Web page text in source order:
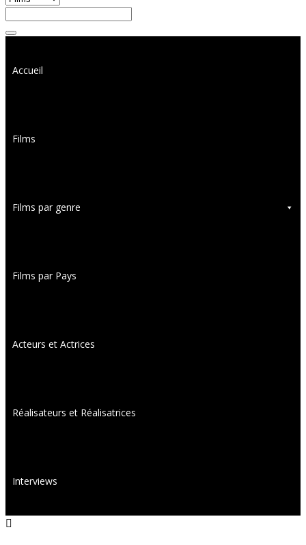
Accueil
Films
Films par genre
Films par Pays
Acteurs et Actrices
Réalisateurs et Réalisatrices
Interviews